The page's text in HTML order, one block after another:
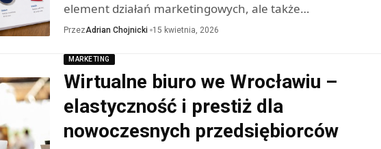
element działań marketingowych, ale także…
PrzezAdrian Chojnicki 15 kwietnia, 2026
MARKETING
Wirtualne biuro we Wrocławiu –
elastyczność i prestiż dla
nowoczesnych przedsiębiorców